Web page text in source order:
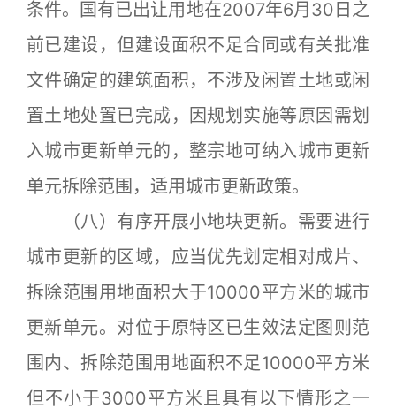
条件。国有已出让用地在2007年6月30日之
前已建设，但建设面积不足合同或有关批准
文件确定的建筑面积，不涉及闲置土地或闲
置土地处置已完成，因规划实施等原因需划
入城市更新单元的，整宗地可纳入城市更新
单元拆除范围，适用城市更新政策。
（八）有序开展小地块更新。需要进行
城市更新的区域，应当优先划定相对成片、
拆除范围用地面积大于10000平方米的城市
更新单元。对位于原特区已生效法定图则范
围内、拆除范围用地面积不足10000平方米
但不小于3000平方米且具有以下情形之一